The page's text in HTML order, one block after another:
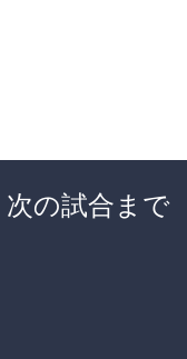
次の試合まで